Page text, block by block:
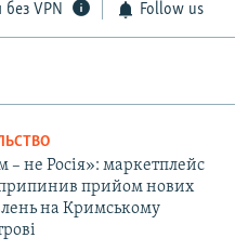
без VPN Follow us
– не Росія»: маркетплейс
прийом нових
на Кримському